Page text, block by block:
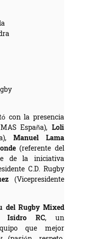
con la presencia
España),Loli
Manuel Lama
(referente del
de la iniciativa
C.D. Rugby
(Vicepresidente
del Rugby Mixed
Isidro RC, un
que mejor